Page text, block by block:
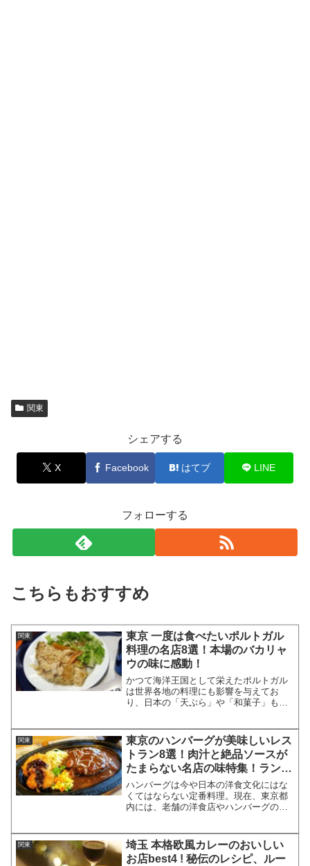
関東
シェアする
X Facebook はてブ LINE
フォローする
こちらもおすすめ
関東
東京 一度は食べたいポルトガル
料理の名店8選！本場のバカリャ
ウの味に感動！
かつて海洋王国として栄えたポルトガル
は世界各地の料理にも影響を与えてお
り、日本の「天ぷら」や「和菓子」もポ
はじめとする、本場ポルトガル料理が食
べられる東京のレストランを...
関東
東京のハンバーグが美味しいレス
トラン8選！肉汁と絶品ソースが
たまらない名店の味特集！ランチ
情報も！
ハンバーグは今や日本の洋食文化にはな
くてはならない定番料理。現在、東京都
内には、老舗の洋食店やハンバーグの専
は、東京都内で絶品ハンバーグが食べら
れるレストランを厳選してご...
関東
埼玉 本格欧風カレーのおいしい
お店best4 ! 秘伝のレシピ、ルー